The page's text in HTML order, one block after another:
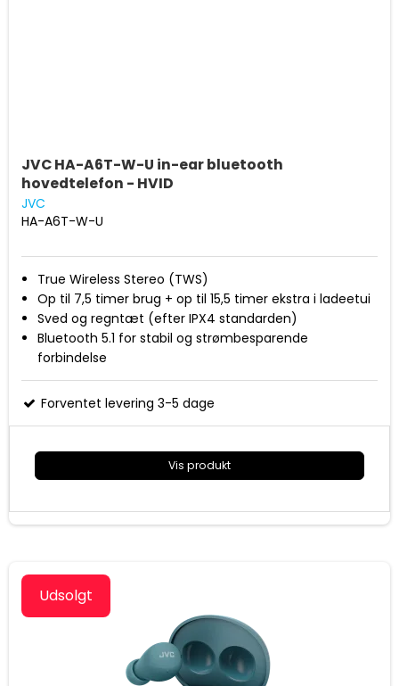
JVC HA-A6T-W-U in-ear bluetooth
hovedtelefon - HVID
JVC
HA-A6T-W-U
True Wireless Stereo (TWS)
Op til 7,5 timer brug + op til 15,5 timer ekstra i ladeetui
Sved og regntæt (efter IPX4 standarden)
Bluetooth 5.1 for stabil og strømbesparende
forbindelse
Indbygget mikrofon til håndfri taleopkald
3 lydindstillinger (Normal/bas/klar)
Ladeetui og silikone ørestykker i lille/mellem/stor
Forventet levering 3-5 dage
Vis produkt
Udsolgt